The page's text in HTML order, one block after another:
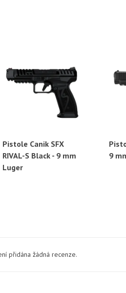
Rychlý náhled
Pistole Canik SFX
RIVAL-S Black - 9 mm
Luger
9
přidána žádná recenze.